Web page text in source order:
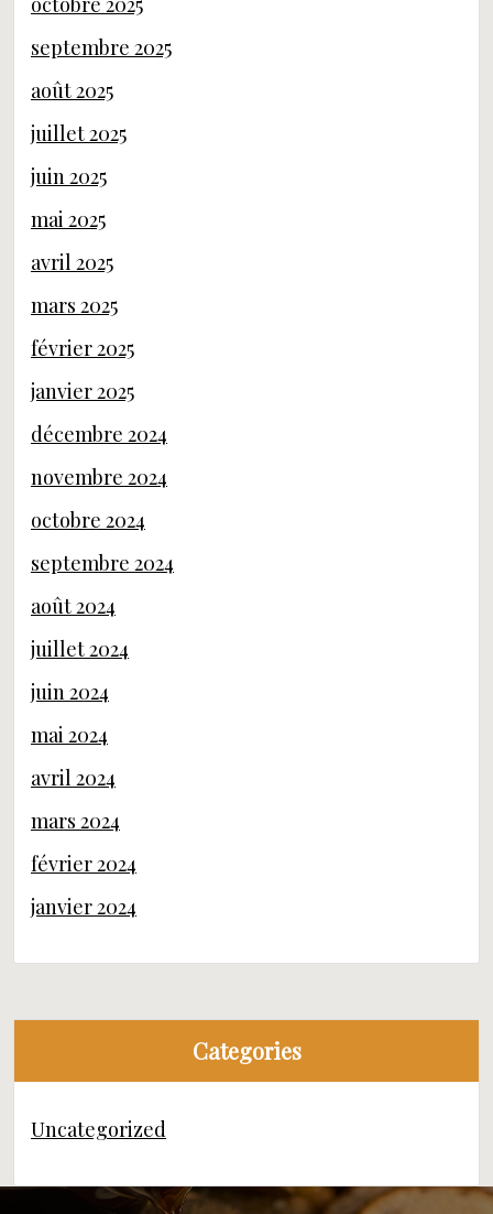
septembre 2025
août 2025
juillet 2025
juin 2025
mai 2025
avril 2025
mars 2025
février 2025
janvier 2025
décembre 2024
novembre 2024
octobre 2024
septembre 2024
août 2024
juillet 2024
juin 2024
mai 2024
avril 2024
mars 2024
février 2024
janvier 2024
Categories
Uncategorized